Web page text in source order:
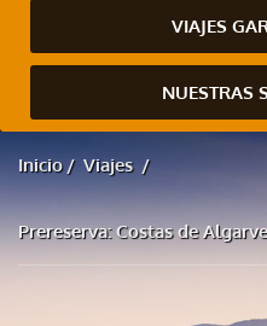
VIAJES
NUESTRAS
Inicio Viajes
Prereserva: Costas de